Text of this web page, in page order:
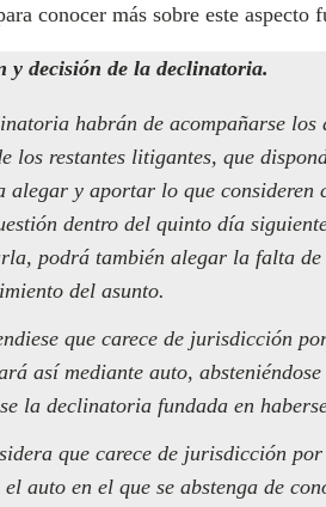
conocer más sobre este
decisión de la declinatoria.
habrán de acompañarse los
los restantes litigantes, que
y aportar lo que
dentro del quinto día
podrá también alegar la falta
del asunto.
que carece de jurisdicción
así mediante auto,
la declinatoria fundada en
que carece de jurisdicción
auto en el que se abstenga de